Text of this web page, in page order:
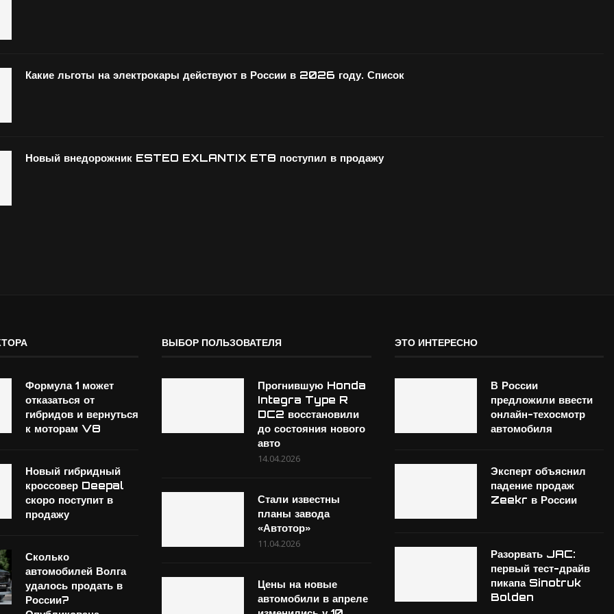
Какие льготы на электрокары действуют в России в 2026 году. Список
Новый внедорожник ESTEO EXLANTIX ET8 поступил в продажу
Формула 1 может
отказаться от
гибридов и вернуться
к моторам V8
Новый гибридный
кроссовер Deepal
скоро поступит в
продажу
Сколько
автомобилей Волга
удалось продать в
России?
ВЫБОР ПОЛЬЗОВАТЕЛЯ
Прогнившую Honda
Integra Type R
DC2 восстановили
до состояния нового
авто
14.04.2026
Стали известны
планы завода
«Автотор»
11.04.2026
Цены на новые
автомобили в апреле
ЭТО ИНТЕРЕСНО
В России
предложили ввести
онлайн-техосмотр
автомобиля
Эксперт объяснил
падение продаж
Zeekr в России
Разорвать JAC:
первый тест-драйв
пикапа Sinotruk
Bolden